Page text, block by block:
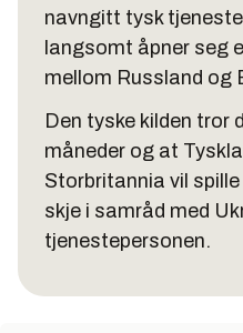
navngitt tysk
langsomt åpner seg
mellom Russland og
Den tyske kilden tror
måneder og at
Storbritannia vil
skje i samråd med
tjenestepersonen.